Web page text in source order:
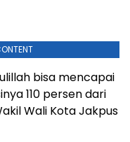
bisa mencapai
110 persen dari
Wali Kota Jakpus